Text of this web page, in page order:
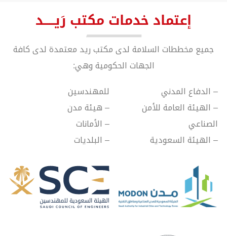
إعتماد خدمات مكتب رَيــــــد
جميع مخططات السلامة لدى مكتب ريد معتمدة لدى كافة
الجهات الحكومية وهي:
– الدفاع المدني
الصناعي
للمهندسين
– هيئة مدن
– الأمانات
– البلديات